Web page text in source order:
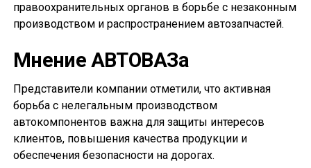
правоохранительных органов в борьбе с незаконным
производством и распространением автозапчастей.
Мнение АВТОВАЗа
Представители компании отметили, что активная
борьба с нелегальным производством
автокомпонентов важна для защиты интересов
клиентов, повышения качества продукции и
обеспечения безопасности на дорогах.